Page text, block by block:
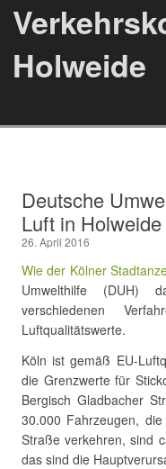
Holweide
Deutsche
Luft in Holweide
26. April 2016
Wie der Kölner
Umwelthilfe (DUH)
verschiedenen
Luftqualitätswerte.
Köln ist gemäß EU-
die Grenzwerte für
Bergisch Gladbacher
30.000 Fahrzeugen,
Straße verkehren, sind
das sind die